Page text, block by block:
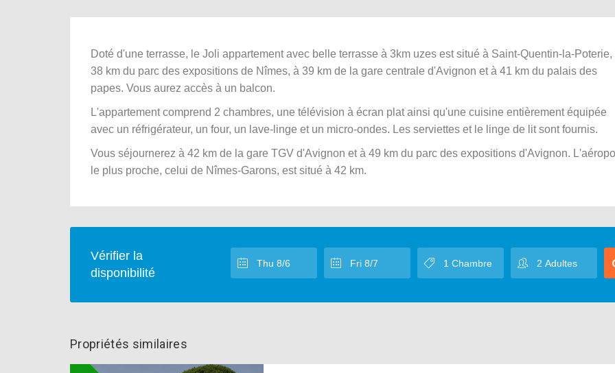
Doté d'une terrasse, le Joli appartement avec belle terrasse à 3km uzes est situé à Saint-Quentin-la-Poterie,
38 km du parc des expositions de Nîmes, à 39 km de la gare centrale d'Avignon et à 41 km du palais des
papes. Vous aurez accès à un balcon.
L'appartement comprend 2 chambres, une télévision à écran plat ainsi qu'une cuisine entièrement équipée
avec un réfrigérateur, un four, un lave-linge et un micro-ondes. Les serviettes et le linge de lit sont fournis.
Vous séjournerez à 42 km de la gare TGV d'Avignon et à 49 km du parc des expositions d'Avignon.
le plus proche, celui de Nîmes-Garons, est situé à 42 km.
Vérifier la
disponibilité
Propriétés similaires